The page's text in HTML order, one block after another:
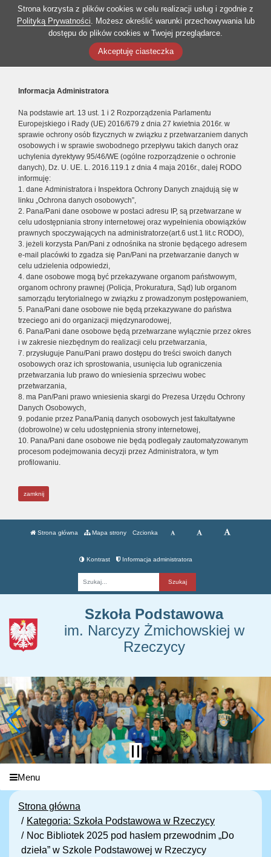
Strona korzysta z plików cookies w celu realizacji usług i zgodnie z
Polityką Prywatności. Możesz określić warunki przechowywania lub
dostępu do plików cookies w Twojej przeglądarce.
Akceptuję ciasteczka
Informacja Administratora
Na podstawie art. 13 ust. 1 i 2 Rozporządzenia Parlamentu
Europejskiego i Rady (UE) 2016/679 z dnia 27 kwietnia 2016r. w
sprawie ochrony osób fizycznych w związku z przetwarzaniem danych
osobowych i w sprawie swobodnego przepływu takich danych oraz
uchylenia dyrektywy 95/46/WE (ogólne rozporządzenie o ochronie
danych), Dz. U. UE. L. 2016.119.1 z dnia 4 maja 2016r., dalej RODO
informuję:
1. dane Administratora i Inspektora Ochrony Danych znajdują się w
linku „Ochrona danych osobowych”,
2. Pana/Pani dane osobowe w postaci adresu IP, są przetwarzane w
celu udostępniania strony internetowej oraz wypełnienia obowiązków
prawnych spoczywających na administratorze(art.6 ust.1 lit.c RODO),
3. jeżeli korzysta Pan/Pani z odnośnika na stronie będącego adresem
e-mail placówki to zgadza się Pan/Pani na przetwarzanie danych w
celu udzielenia odpowiedzi,
4. dane osobowe mogą być przekazywane organom państwowym,
organom ochrony prawnej (Policja, Prokuratura, Sąd) lub organom
samorządu terytorialnego w związku z prowadzonym postępowaniem,
5. Pana/Pani dane osobowe nie będą przekazywane do państwa
trzeciego ani do organizacji międzynarodowej,
6. Pana/Pani dane osobowe będą przetwarzane wyłącznie przez okres
i w zakresie niezbędnym do realizacji celu przetwarzania,
7. przysługuje Panu/Pani prawo dostępu do treści swoich danych
osobowych oraz ich sprostowania, usunięcia lub ograniczenia
przetwarzania lub prawo do wniesienia sprzeciwu wobec
przetwarzania,
8. ma Pan/Pani prawo wniesienia skargi do Prezesa Urzędu Ochrony
Danych Osobowych,
9. podanie przez Pana/Panią danych osobowych jest fakultatywne
(dobrowolne) w celu udostępnienia strony internetowej,
10. Pana/Pani dane osobowe nie będą podlegały zautomatyzowanym
procesom podejmowania decyzji przez Administratora, w tym
profilowaniu.
zamknij
Strona główna Mapa strony Czcionka
Kontrast Informacja administratora
Szkoła Podstawowa
im. Narcyzy Żmichowskiej w
Rzeczycy
Menu
Strona główna
Kategoria: Szkoła Podstawowa w Rzeczycy
Noc Bibliotek 2025 pod hasłem przewodnim „Do
dzieła” w Szkole Podstawowej w Rzeczycy